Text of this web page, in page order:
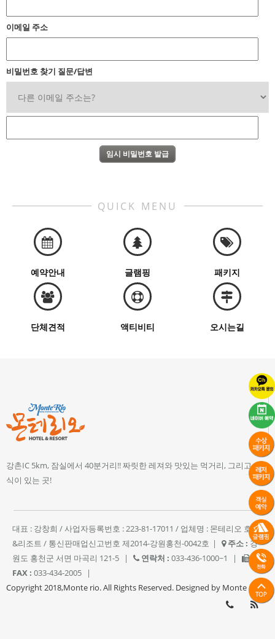
이메일 주소
비밀번호 찾기 질문/답변
QUICK MENU
예약안내 글램핑 패키지
단체견적 액티비티 오시는길
강촌IC 5km, 잠실에서 40분거리!! 짜릿한 레져와 맛있는 먹거리, 그리고 휴
식이 있는 곳!
대표 : 강창희 / 사업자등록번호 : 223-81-17011 / 업체명 : 몬테리오 호텔
&리조트 / 통신판매업신고번호 제2014-강원홍천-0042호 | 주소 : 강
원도 홍천군 서면 마곡리 121-5
| 연락처 : 033-436-1000~1
|
FAX : 033-434-2005
|
Copyright 2018,Monte rio. All Rights Reserved. Designed by Monte rio.